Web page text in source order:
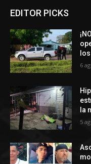
EDITOR PICKS
6
la
5